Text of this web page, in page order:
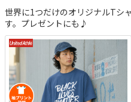
世界に1つだけのオリジナルTシ
す。プレゼントにも♪